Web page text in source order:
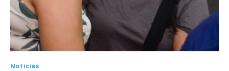
Noticias